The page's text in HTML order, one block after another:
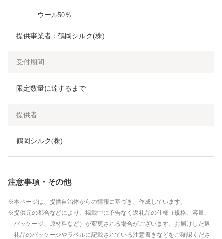
ウール50％
提供事業者：鶴岡シルク(株)
受付期間
限定数量に達するまで
提供者
鶴岡シルク(株)
注意事項・その他
本ページは、提供自治体からの情報に基づき、作成しています。
提供元の都合などにより、掲載中に予告なく返礼品の仕様（規格、容量、
パッケージ、原材料など）が変更される場合がございます。お届けした返
礼品のパッケージやラベルに記載されている注意書きなどをご確認くださ